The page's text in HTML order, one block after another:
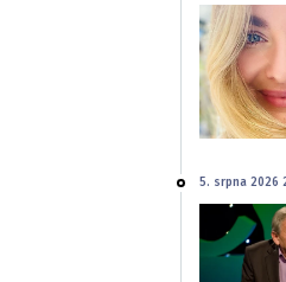
5. srpna 2026